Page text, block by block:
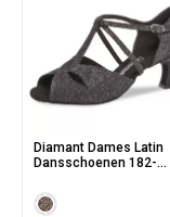
Diamant Dames Latin
Dansschoenen 182-